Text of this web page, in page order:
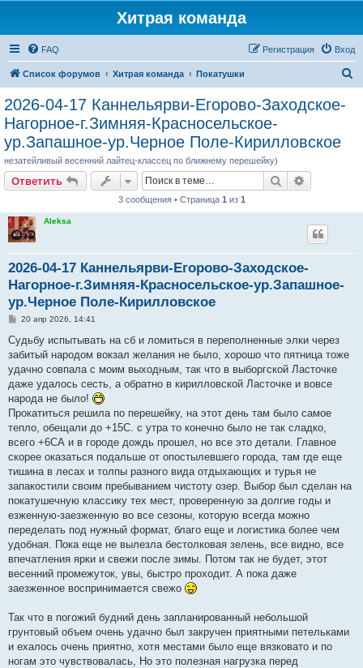
Хитрая команда
FAQ Вход
Регистрация
Список форумов Хитрая команда Покатушки
2026-04-17 Каннельярви-Егорово-Заходское-
Нагорное-г.Зимняя-Красносельское-
ур.Запашное-ур.Черное Поле-Кирилловское
незатейливый весенний лайтец-классец по ближнему перешейку)
Ответить Поиск
3 сообщения • Страница 1 из 1
Aleksa
2026-04-17 Каннельярви-Егорово-Заходское-
Нагорное-г.Зимняя-Красносельское-ур.Запашное-
ур.Черное Поле-Кирилловское
С
о
б
щ
е
н
и
е
20 апр 2026, 14:41
Судьбу испытывать на сб и ломиться в переполненные элки через
забитый народом вокзал желания не было, хорошо что пятница тоже
удачно совпала с моим выходным, так что в выборгской Ласточке
даже удалось сесть, а обратно в кирилловской Ласточке и вовсе
народа не было!
Прокатиться решила по перешейку, на этот день там было самое
тепло, обещали до +15С. с утра то конечно было не так сладко,
всего +6СА и в городе дождь прошел, но все это детали. Главное
скорее оказаться подальше от опостылевшего города, там где еще
тишина в лесах и толпы разного вида отдыхающих и турья не
запакостили своим пребыванием чистоту озер. Выбор был сделан на
покатушечную классику тех мест, проверенную за долгие годы и
езженную-заезженную во все сезоны, которую всегда можно
переделать под нужный формат, благо еще и логистика более чем
удобная. Пока еще не вылезла бестолковая зелень, все видно, все
впечатления ярки и свежи после зимы. Потом так не будет, этот
весенний промежуток, увы, быстро проходит. А пока даже
заезженное воспринимается свежо
Так что в погожий будний день запланированный небольшой
грунтовый объем очень удачно был закручен приятными петельками
и ехалось очень приятно, хотя местами было еще вязковато и по
ногам это чувствовалась, Но это полезная нагрузка перед